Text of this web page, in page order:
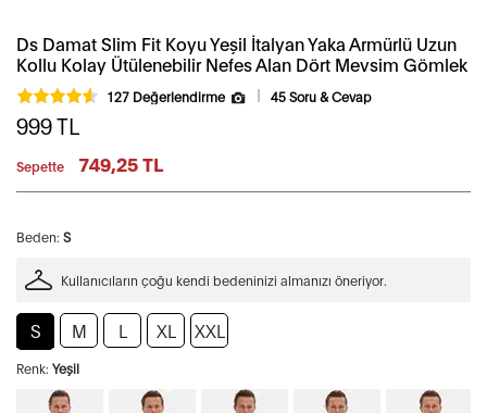
Ds Damat Slim Fit Koyu Yeşil İtalyan Yaka Armürlü Uzun
Kollu Kolay Ütülenebilir Nefes Alan Dört Mevsim Gömlek
127 Değerlendirme 45 Soru & Cevap
999TL
Sepette 749,25 TL
Beden: S
Kullanıcıların çoğu kendi bedeninizi almanızı öneriyor.
S M L XL XXL
Renk: Yeşil